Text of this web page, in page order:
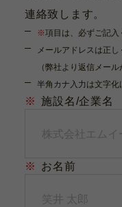
連絡致します。
※項目は、必ずご記入
メールアドレスは正し
（弊社より返信メール
半角カナ入力は文字化
※ 施設名/企業名
※ お名前